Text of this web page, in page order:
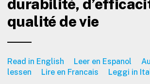
durabilité,
qualité de vie
Read in English Leer en Espanol
lessen
Lire en Francais
Leggi in